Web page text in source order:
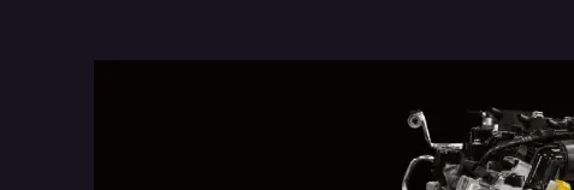
Sinta o seu coração pulsar mais forte quando os Sinta a